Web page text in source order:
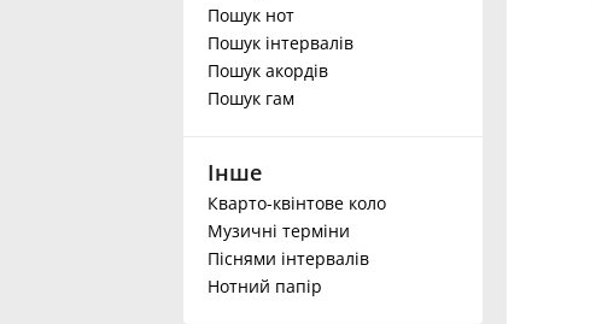
English
Français
한국어
Пошук нот
Пошук інтервалів
Пошук акордів
Пошук гам
Інше
Кварто-квінтове коло
Музичні терміни
Піснями інтервалів
Нотний папір